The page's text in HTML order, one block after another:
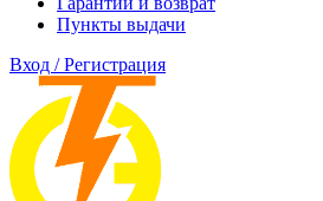
Пункты выдачи
Вход / Регистрация